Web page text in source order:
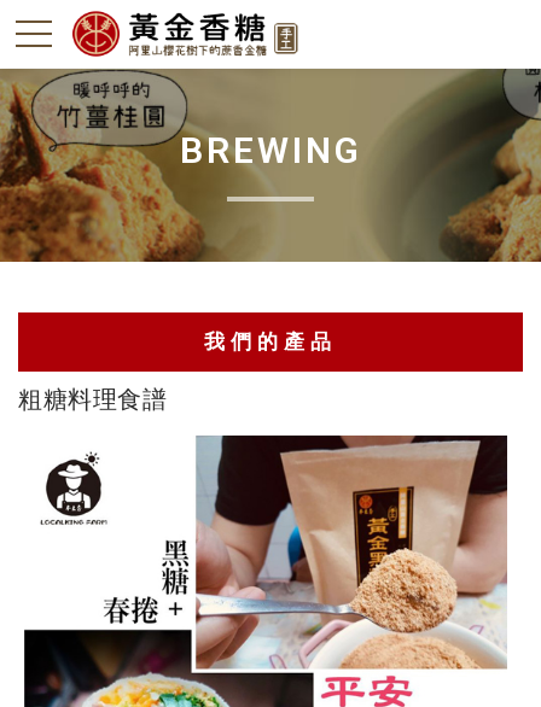
BREWING
我們的產品
阿里山黑糖
竹薑-本島薑
轎篙筍-石篙筍
梅嶺-梅子梅汁
佳葉龍茶 Gaba tea
粗糖料理食譜